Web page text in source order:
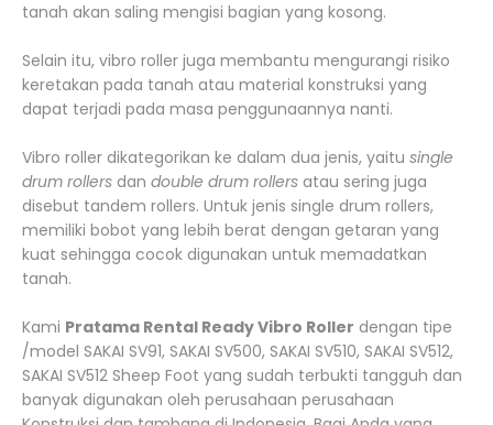
tanah akan saling mengisi bagian yang kosong.
Selain itu, vibro roller juga membantu mengurangi risiko
keretakan pada tanah atau material konstruksi yang
dapat terjadi pada masa penggunaannya nanti.
Vibro roller dikategorikan ke dalam dua jenis, yaitu single
drum rollers dan double drum rollers atau sering juga
disebut tandem rollers. Untuk jenis single drum rollers,
memiliki bobot yang lebih berat dengan getaran yang
kuat sehingga cocok digunakan untuk memadatkan
tanah.
Kami Pratama Rental Ready Vibro Roller dengan tipe
/model SAKAI SV91, SAKAI SV500, SAKAI SV510, SAKAI SV512,
SAKAI SV512 Sheep Foot yang sudah terbukti tangguh dan
banyak digunakan oleh perusahaan perusahaan